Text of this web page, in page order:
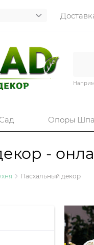
Опоры
-
Пасхальный декор